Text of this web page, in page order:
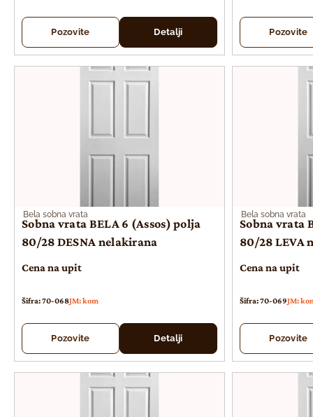
Pozovite Detalji Pozovite
Bela sobna vrata
Sobna vrata BELA 6 (Assos) polja
80/28 DESNA nelakirana
Cena na upit
Šifra: 70-068JM: kom
Pozovite Detalji
Bela sobna vrata
Sobna vrata
80/28 LEVA
Cena na upit
Šifra: 70-069JM:
Pozovite